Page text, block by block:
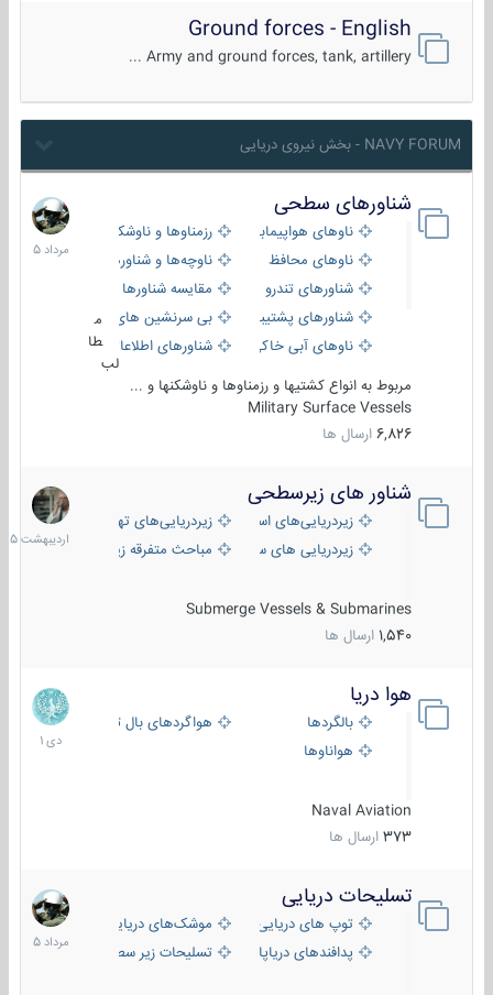
Ground forces - English
Army and ground forces, tank, artillery ...
NAVY FORUM - بخش نیروی دریایی
شناورهای سطحی
ناوهای هواپیمابر و بالگرد بررزمناوها و ناوشکن‌ها
ناوهای محافظ
ناوچه‌ها و شناورهای گشتی
شناورهای تندرو
مقایسه شناورها
شناورهای پشتیبانی
بی سرنشین های دریایی
ناوهای آبی خاکی و نیروبرشناورهای اطلاعاتی و جاسوسی
م
طا
لب
مربوط به انواع کشتیها و رزمناوها و ناوشکنها و ...
Military Surface Vessels
6,826 ارسال ها
2
مرداد
شناور های زیرسطحی
زیردریایی‌های استراتژیک زیردریایی‌های تهاجمی
زیردریایی های سبک
مباحث متفرقه زیرسطحی
Submerge Vessels & Submarines
1,540 ارسال ها
31
1405
هوا دریا
بالگردها
هواگردهای بال ثابت
هواناوها
Naval Aviation
373 ارسال ها
12
دی
تسلیحات دریایی
توپ های دریایی
موشک‌های دریایی
پدافندهای دریاپایه
تسلیحات زیر سطحی
2
مرداد